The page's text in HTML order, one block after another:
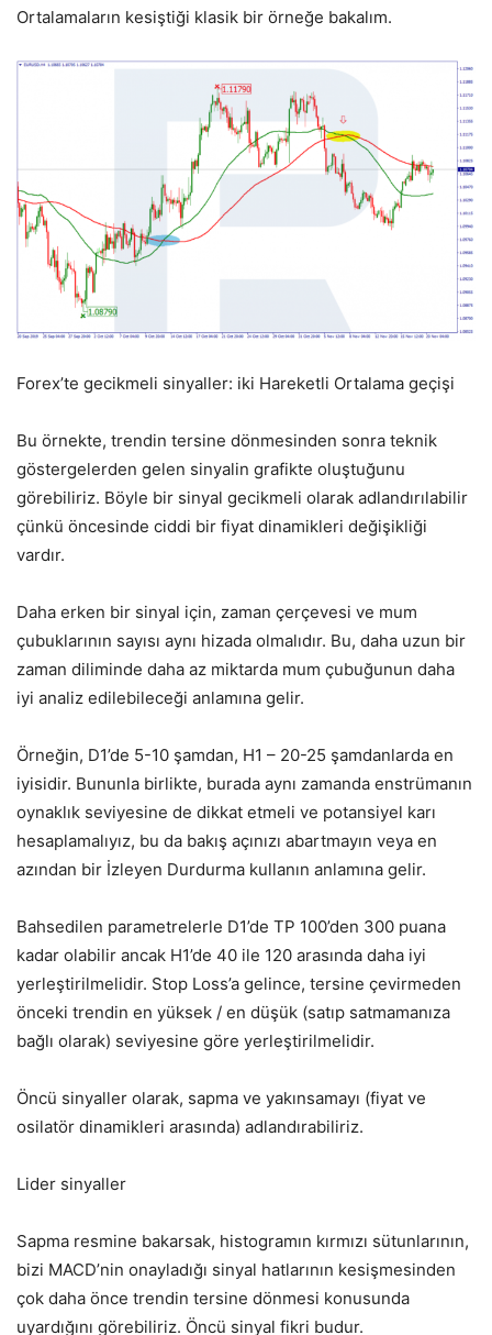
Ortalamaların kesiştiği klasik bir örneğe bakalım.
Forex’te gecikmeli sinyaller: iki Hareketli Ortalama geçişi
Bu örnekte, trendin tersine dönmesinden sonra teknik
göstergelerden gelen sinyalin grafikte oluştuğunu
görebiliriz. Böyle bir sinyal gecikmeli olarak adlandırılabilir
çünkü öncesinde ciddi bir fiyat dinamikleri değişikliği
vardır.
Daha erken bir sinyal için, zaman çerçevesi ve mum
çubuklarının sayısı aynı hizada olmalıdır. Bu, daha uzun bir
zaman diliminde daha az miktarda mum çubuğunun daha
iyi analiz edilebileceği anlamına gelir.
Örneğin, D1’de 5-10 şamdan, H1 – 20-25 şamdanlarda en
iyisidir. Bununla birlikte, burada aynı zamanda enstrümanın
oynaklık seviyesine de dikkat etmeli ve potansiyel karı
hesaplamalıyız, bu da bakış açınızı abartmayın veya en
azından bir İzleyen Durdurma kullanın anlamına gelir.
Bahsedilen parametrelerle D1’de TP 100’den 300 puana
kadar olabilir ancak H1’de 40 ile 120 arasında daha iyi
yerleştirilmelidir. Stop Loss’a gelince, tersine çevirmeden
önceki trendin en yüksek / en düşük (satıp satmamanıza
bağlı olarak) seviyesine göre yerleştirilmelidir.
Öncü sinyaller olarak, sapma ve yakınsamayı (fiyat ve
osilatör dinamikleri arasında) adlandırabiliriz.
Lider sinyaller
Sapma resmine bakarsak, histogramın kırmızı sütunlarının,
bizi MACD’nin onayladığı sinyal hatlarının kesişmesinden
çok daha önce trendin tersine dönmesi konusunda
uyardığını görebiliriz. Öncü sinyal fikri budur.